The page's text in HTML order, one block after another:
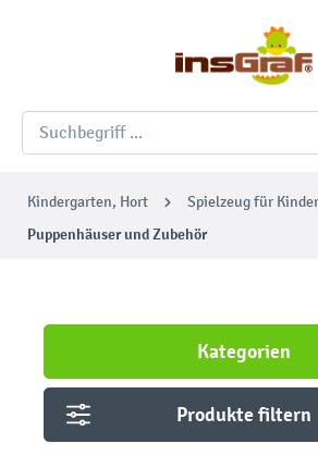
Kindergarten, Hort Spielzeug für
Puppenhäuser und Zubehör
Kategorien
Produkte filtern